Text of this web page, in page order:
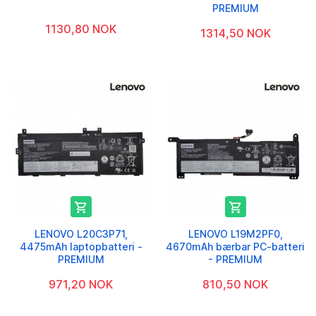
1130,80 NOK
PREMIUM
1314,50 NOK

LENOVO L20C3P71,
4475mAh laptopbatteri -
PREMIUM
971,20 NOK

LENOVO L19M2PF0,
4670mAh bærbar PC-batteri
- PREMIUM
810,50 NOK